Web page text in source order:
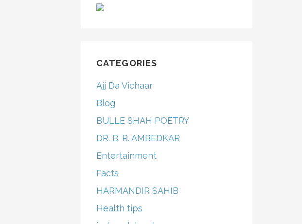
CATEGORIES
Ajj Da Vichaar
Blog
BULLE SHAH POETRY
DR. B. R. AMBEDKAR
Entertainment
Facts
HARMANDIR SAHIB
Health tips